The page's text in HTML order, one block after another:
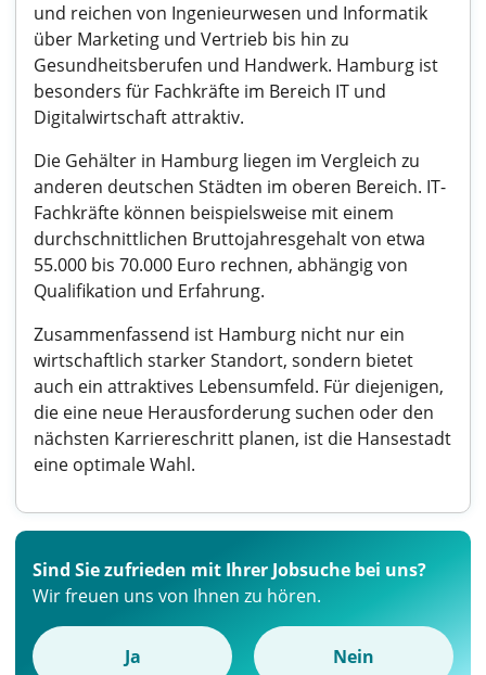
und reichen von Ingenieurwesen und Informatik
über Marketing und Vertrieb bis hin zu
Gesundheitsberufen und Handwerk. Hamburg ist
besonders für Fachkräfte im Bereich IT und
Digitalwirtschaft attraktiv.
Die Gehälter in Hamburg liegen im Vergleich zu
anderen deutschen Städten im oberen Bereich. IT-
Fachkräfte können beispielsweise mit einem
durchschnittlichen Bruttojahresgehalt von etwa
55.000 bis 70.000 Euro rechnen, abhängig von
Qualifikation und Erfahrung.
Zusammenfassend ist Hamburg nicht nur ein
wirtschaftlich starker Standort, sondern bietet
auch ein attraktives Lebensumfeld. Für diejenigen,
die eine neue Herausforderung suchen oder den
nächsten Karriereschritt planen, ist die Hansestadt
eine optimale Wahl.
Sind Sie zufrieden mit Ihrer Jobsuche bei uns?
Wir freuen uns von Ihnen zu hören.
Ja Nein